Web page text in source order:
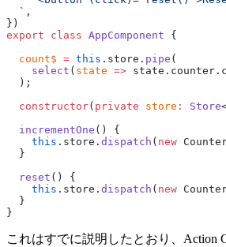
  `
,
})
export class AppComponent {
  count$
= this .store. pipe (
    select
( state =>
  );
  constructor
( private store : Store
  incrementOne
() {
    this
.store. dispatch ( new
  }
  reset
() {
    this
.store. dispatch ( new
  }
}
これはすでに説明したとおり、Action